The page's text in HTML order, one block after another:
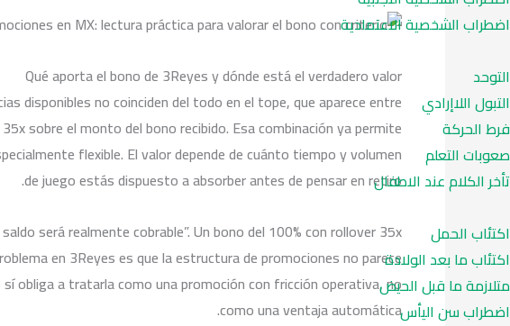
اضطراب الشخصية الاعتمادية
التوحد
التبول اللاإرادي
فرط الحركة
صعوبات التعلم
تأخر الكلام عند الاطفال
اكتئاب الحمل
اكتئاب ما بعد الولادة
متلازمة ما قبل الحيض
اضطراب سن اليأس
Qué aporta el bono de 3Reyes y dónde está el verdadero valor
disponibles no coinciden del todo en el tope, que aparece entre
sobre el monto del bono recibido. Esa combinación ya permite
flexible. El valor depende de cuánto tiempo y volumen
de juego estás dispuesto a absorber antes de pensar en retiro.
será realmente cobrable”. Un bono del 100% con rollover 35x
en 3Reyes es que la estructura de promociones no parece
obliga a tratarla como una promoción con fricción operativa, no
como una ventaja automática.